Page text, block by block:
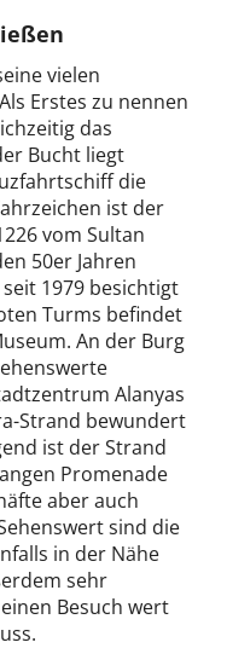
vielen
Erstes zu nennen
das
Bucht liegt
die
ist der
vom Sultan
50er Jahren
1979 besichtigt
Turms befindet
An der Burg
Alanyas
Strand bewundert
ist der Strand
Promenade
aber auch
sind die
in der Nähe
sehr
Besuch wert